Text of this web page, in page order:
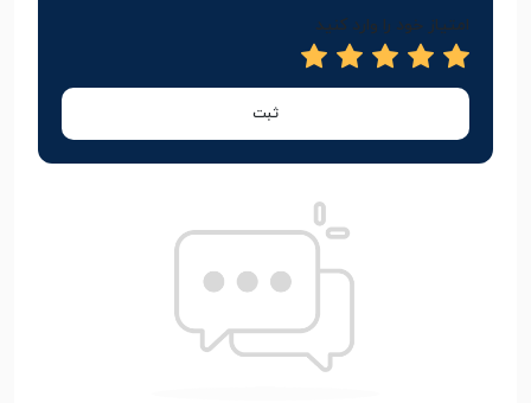
امتیاز خود را وارد کنید
ثبت